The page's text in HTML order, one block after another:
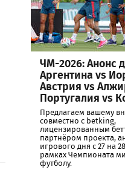
ЧМ-2026: Анонс
Аргентина vs
Австрия vs
Португалия vs
Предлагаем вашему
совместно с betking,
лицензированным
партнёром проекта,
игрового дня с 27 на
рамках Чемпионата
футболу.